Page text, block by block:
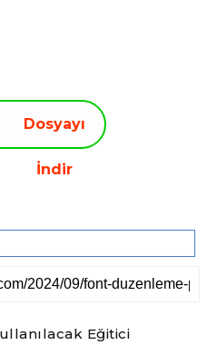
Dosyayı
İndir
Eğitici